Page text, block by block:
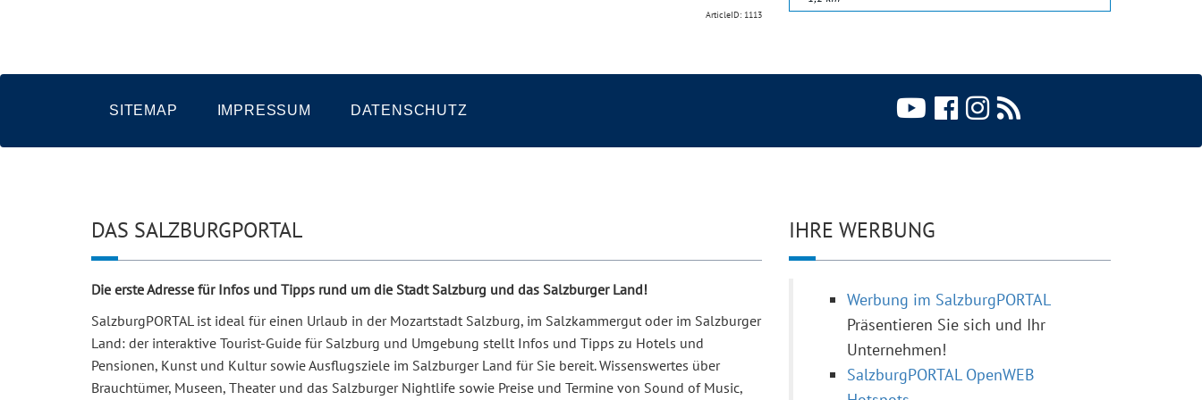
ArticleID: 1113
SITEMAP IMPRESSUM DATENSCHUTZ
DAS SALZBURGPORTAL
Die erste Adresse für Infos und Tipps rund um die Stadt Salzburg und das Salzburger Land!
SalzburgPORTAL ist ideal für einen Urlaub in der Mozartstadt Salzburg, im Salzkammergut oder im Salzburger
Land: der interaktive Tourist-Guide für Salzburg und Umgebung stellt Infos und Tipps zu Hotels und
Pensionen, Kunst und Kultur sowie Ausflugsziele im Salzburger Land für Sie bereit. Wissenswertes über
Brauchtümer, Museen, Theater und das Salzburger Nightlife sowie Preise und Termine von Sound of Music,
IHRE WERBUNG
Werbung im SalzburgPORTAL
Präsentieren Sie sich und Ihr
Unternehmen!
SalzburgPORTAL OpenWEB